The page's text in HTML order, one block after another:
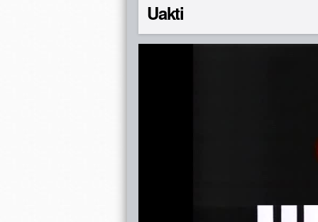
Uakti